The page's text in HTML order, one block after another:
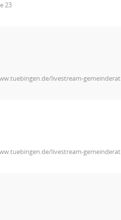
23
livestream-gemeinderat
livestream-gemeinderat